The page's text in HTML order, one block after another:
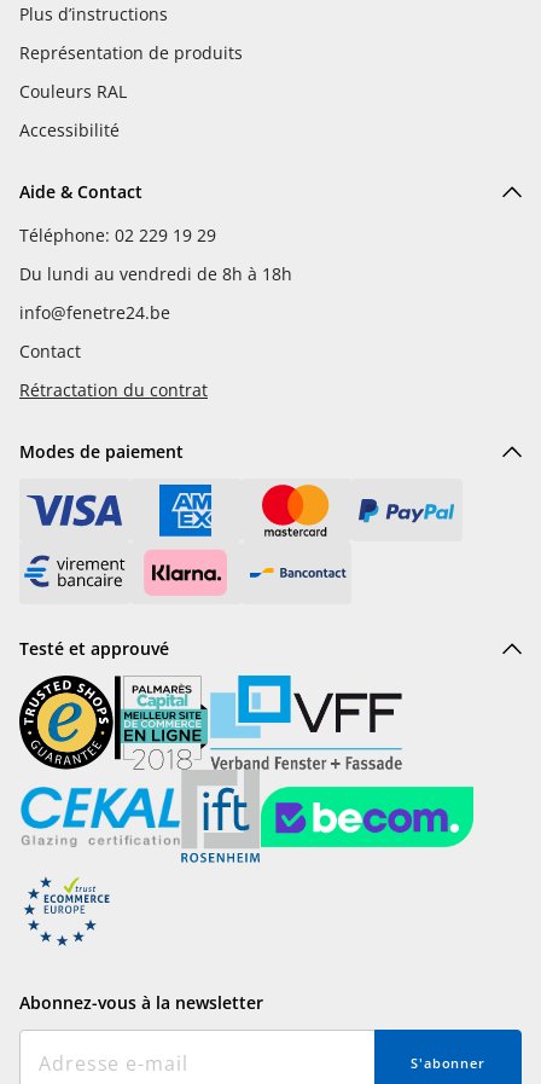
Plus d’instructions
Représentation de produits
Couleurs RAL
Accessibilité
Aide & Contact
Téléphone: 02 229 19 29
Du lundi au vendredi de 8h à 18h
info@fenetre24.be
Contact
Rétractation du contrat
Modes de paiement
Testé et approuvé
Abonnez-vous à la newsletter
S'abonner